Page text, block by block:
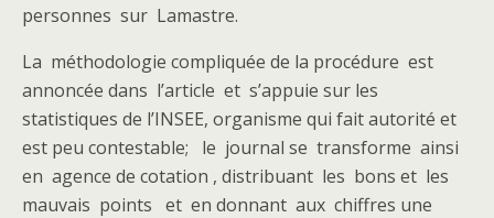
personnes sur Lamastre.
La méthodologie compliquée de la procédure est
annoncée dans l’article et s’appuie sur les
statistiques de l’INSEE, organisme qui fait autorité et
est peu contestable; le journal se transforme ainsi
en agence de cotation , distribuant les bons et les
mauvais points et en donnant aux chiffres une